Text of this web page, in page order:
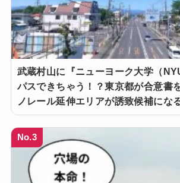
武蔵村山に『ニューヨーク大学（
パスできちゃう！？東京都が合意書
ノレール延伸エリアが誘致候補にな
No.3